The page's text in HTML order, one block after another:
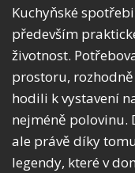
Kuchyňské
především
životnost.
prostoru,
hodili k vystavení
nejméně polovinu.
ale právě díky
legendy, které v